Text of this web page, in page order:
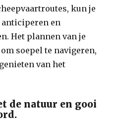
kun je
anticiperen en
Het plannen van je
soepel te navigeren,
van het
de natuur en gooi